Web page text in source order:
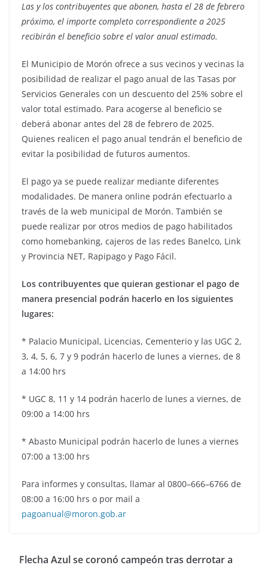
Las y los contribuyentes que abonen, hasta el 28 de febrero
próximo, el importe completo correspondiente a 2025
recibirán el beneficio sobre el valor anual estimado.
El Municipio de Morón ofrece a sus vecinos y vecinas la
posibilidad de realizar el pago anual de las Tasas por
Servicios Generales con un descuento del 25% sobre el
valor total estimado. Para acogerse al beneficio se
deberá abonar antes del 28 de febrero de 2025.
Quienes realicen el pago anual tendrán el beneficio de
evitar la posibilidad de futuros aumentos.
El pago ya se puede realizar mediante diferentes
modalidades. De manera online podrán efectuarlo a
través de la web municipal de Morón. También se
puede realizar por otros medios de pago habilitados
como homebanking, cajeros de las redes Banelco, Link
y Provincia NET, Rapipago y Pago Fácil.
Los contribuyentes que quieran gestionar el pago de
manera presencial podrán hacerlo en los siguientes
lugares:
* Palacio Municipal, Licencias, Cementerio y las UGC 2,
3, 4, 5, 6, 7 y 9 podrán hacerlo de lunes a viernes, de 8
a 14:00 hrs
* UGC 8, 11 y 14 podrán hacerlo de lunes a viernes, de
09:00 a 14:00 hrs
* Abasto Municipal podrán hacerlo de lunes a viernes
07:00 a 13:00 hrs
Para informes y consultas, llamar al 0800–666–6766 de
08:00 a 16:00 hrs o por mail a
pagoanual@moron.gob.ar
Flecha Azul se coronó campeón tras derrotar a